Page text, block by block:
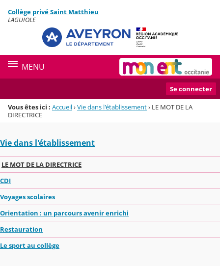
Menu de la rubrique
Contenu
Collège privé Saint Matthieu
LAGUIOLE
MENU
Se connecter
Vous êtes ici : Accueil›Vie dans l'établissement› LE MOT DE LA
DIRECTRICE
Vie dans l'établissement
LE MOT DE LA DIRECTRICE
CDI
Voyages scolaires
Orientation : un parcours avenir enrichi
Restauration
Le sport au collège